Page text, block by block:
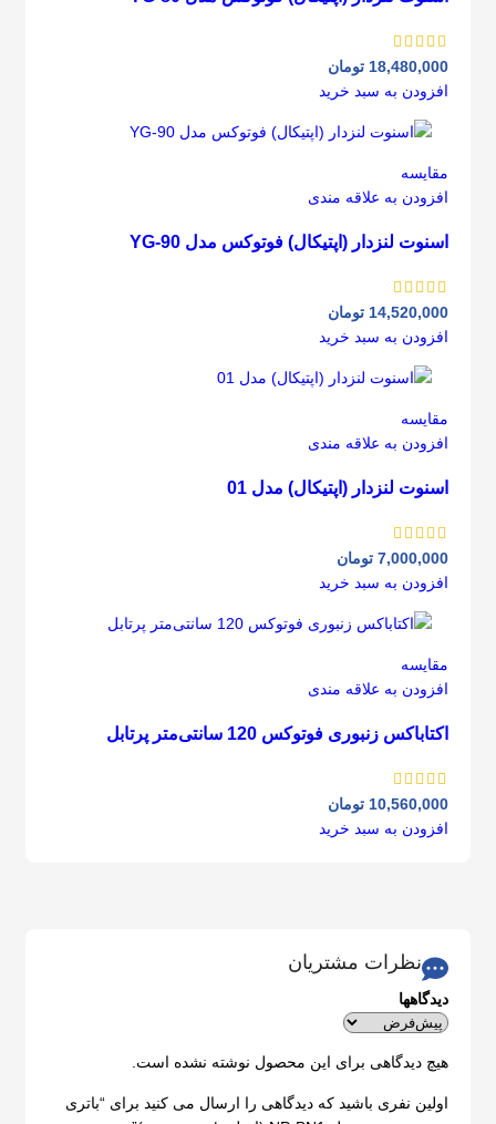
18,480,000 تومان
افزودن به سبد خرید
مقايسه
افزودن به علاقه مندی
اسنوت لنزدار (اپتیکال) فوتوکس مدل YG-90
14,520,000 تومان
افزودن به سبد خرید
مقايسه
افزودن به علاقه مندی
اسنوت لنزدار (اپتیکال) مدل 01
7,000,000 تومان
افزودن به سبد خرید
مقايسه
افزودن به علاقه مندی
اکتاباکس زنبوری فوتوکس 120 سانتی‌متر پرتابل
10,560,000 تومان
افزودن به سبد خرید
نظرات مشتریان
دیدگاهها
هیچ دیدگاهی برای این محصول نوشته نشده است.
اولین نفری باشید که دیدگاهی را ارسال می کنید برای “باتری